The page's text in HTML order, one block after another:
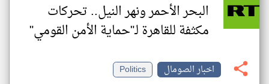
البحر الأحمر ونهر النيل.. تحركات
مكثفة للقاهرة لـ"حماية الأمن القومي"
اخبار الصومال
Politics